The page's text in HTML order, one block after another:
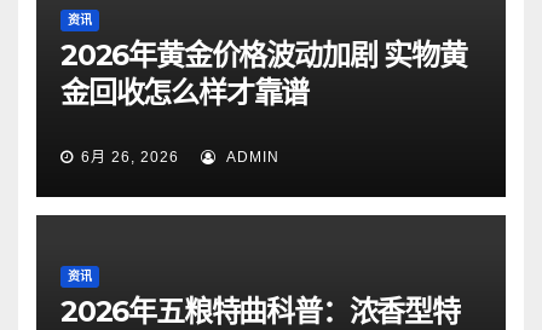
资讯
2026年黄金价格波动加剧 实物黄
金回收怎么样才靠谱
6月 26, 2026 ADMIN
资讯
2026年五粮特曲科普：浓香型特